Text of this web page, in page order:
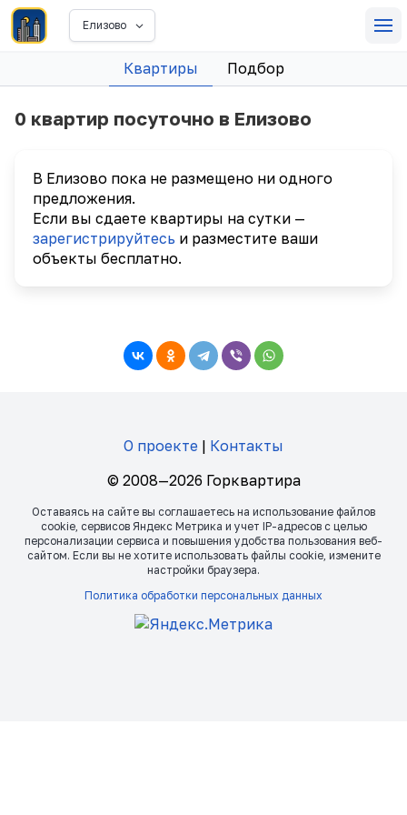
Елизово
Квартиры Подбор
0 квартир посуточно в Елизово
В Елизово пока не размещено ни одного
предложения.
Если вы сдаете квартиры на сутки —
зарегистрируйтесь и разместите ваши
объекты бесплатно.
О проекте | Контакты
© 2008—2026 Горквартира
Оставаясь на сайте вы соглашаетесь на использование файлов
сookie, сервисов Яндекс Метрика и учет IP-адресов с целью
персонализации сервиса и повышения удобства пользования веб-
сайтом. Если вы не хотите использовать файлы сookie, измените
настройки браузера.
Политика обработки персональных данных